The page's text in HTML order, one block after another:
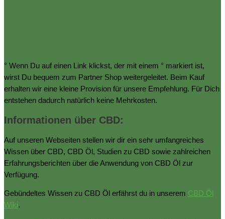
° Wenn Du auf einen Link klickst, der mit einem ° markiert ist,
wirst Du bequem zum Partner Shop weitergeleitet. Beim Kauf
erhalten wir eine kleine Provision für unsere Empfehlung. Für Dich
entstehen dadurch natürlich keine Mehrkosten.
Informationen über CBD:
Auf unseren Webseiten stellen wir dir ein sehr umfangreiches
Wissen über CBD, CBD Öl, Studien zu CBD sowie zahlreichen
Erfahrungsberichten über die Anwendung von CBD Öl zur
Verfügung.
Gebündeltes Wissen zu CBD Öl erfährst du in unserem CBD Öl
Wiki.